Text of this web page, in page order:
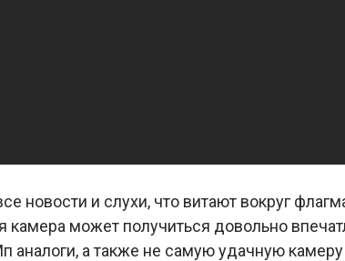
новости и слухи, что витают вокруг
камера может получиться довольно
аналоги, а также не самую удачную камеру